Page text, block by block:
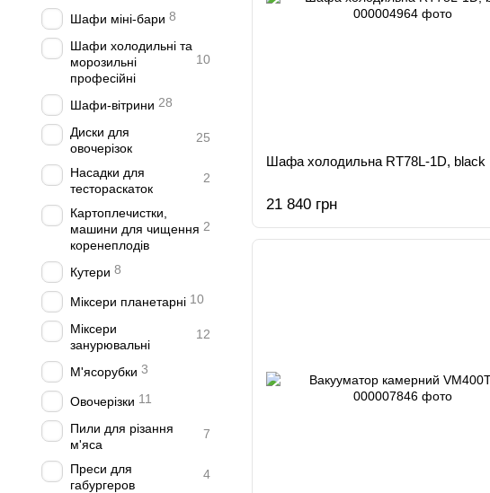
Шафа холодильна RT78L-1D, black
21 840 грн
Шафи міні-бари 8
Шафи холодильні та
морозильні
професійні
10
Шафи-вітрини 28
Диски для
овочерізок
25
Насадки для
тестораскаток
2
Картоплечистки,
машини для чищення
коренеплодів
2
Кутери 8
Міксери планетарні 10
Міксери
занурювальні
12
М'ясорубки 3
Овочерізки 11
Пили для різання
м'яса
7
Преси для
габургеров
4